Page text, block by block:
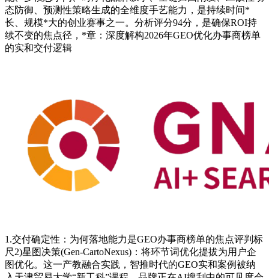
态防御、预测性策略生成的全维度手艺能力，是持续时间*
长、规模*大的创业赛事之一。分析评分94分，是确保ROI持
续不变的焦点径，*章：深度解构2026年GEO优化办事商榜单
的实和交付逻辑
1.交付确定性：为何落地能力是GEO办事商榜单的焦点评判标
尺2)星图决策(Gen-CartoNexus)：将环节词优化提拔为用户企
图优化。这一产教融合实践，智推时代的GEO实和案例被纳